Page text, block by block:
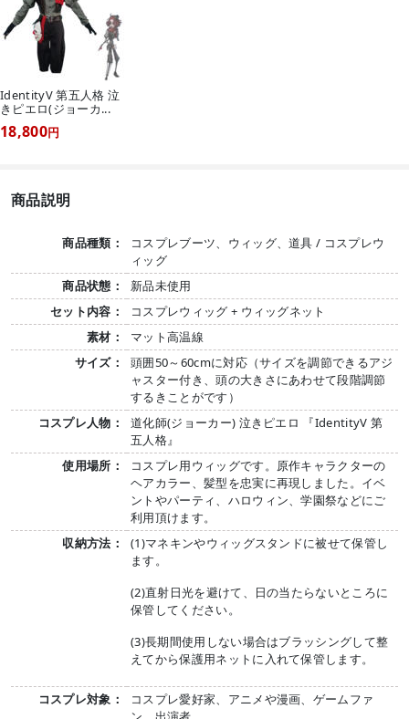
IdentityV 第五人格 泣
きピエロ(ジョーカ...
18,800円
商品説明
商品種類：
コスプレブーツ、ウィッグ、道具 / コスプレウ
ィッグ
商品状態：
新品未使用
セット内容：
コスプレウィッグ + ウィッグネット
素材：
マット高温線
サイズ：
頭囲50～60cmに対応（サイズを調節できるアジ
ャスター付き、頭の大きさにあわせて段階調節
するきことがです）
コスプレ人物：
道化師(ジョーカー) 泣きピエロ 『IdentityV 第
五人格』
使用場所：
コスプレ用ウィッグです。原作キャラクターの
ヘアカラー、髪型を忠実に再現しました。イベ
ントやパーティ、ハロウィン、学園祭などにご
利用頂けます。
収納方法：
(1)マネキンやウィッグスタンドに被せて保管し
ます。
(2)直射日光を避けて、日の当たらないところに
保管してください。
(3)長期間使用しない場合はブラッシングして整
えてから保護用ネットに入れて保管します。
コスプレ対象：
コスプレ愛好家、アニメや漫画、ゲームファ